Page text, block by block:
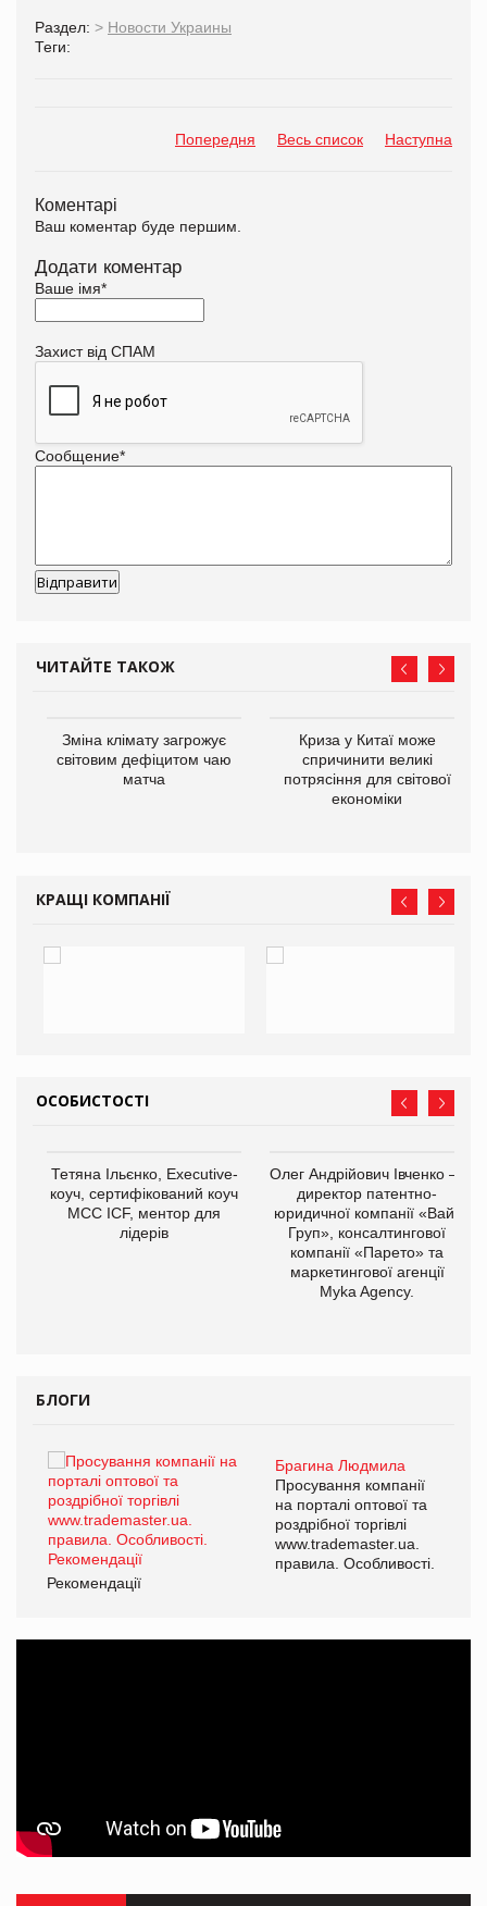
Раздел: > Новости Украины
Теги:
Попередня Весь список Наступна
Коментарі
Ваш коментар буде першим.
Додати коментар
Ваше імя*
Захист від СПАМ
Сообщение*
ЧИТАЙТЕ ТАКОЖ
Зміна клімату загрожує
світовим дефіцитом чаю
матча
Криза у Китаї може
спричинити великі
потрясіння для світової
економіки
КРАЩІ КОМПАНІЇ
ОСОБИСТОСТІ
Тетяна Ільєнко, Executive-
коуч, сертифікований коуч
МСС ICF, ментор для
лідерів
Олег Андрійович Івченко —
директор патентно-
юридичної компанії «Вайз
Груп», консалтингової
компанії «Парето» та
маркетингової агенції
Myka Agency.
БЛОГИ
Брагина Людмила
Просування компанії
на порталі оптової та
роздрібної торгівлі
www.trademaster.ua.
правила. Особливості.
Рекомендації